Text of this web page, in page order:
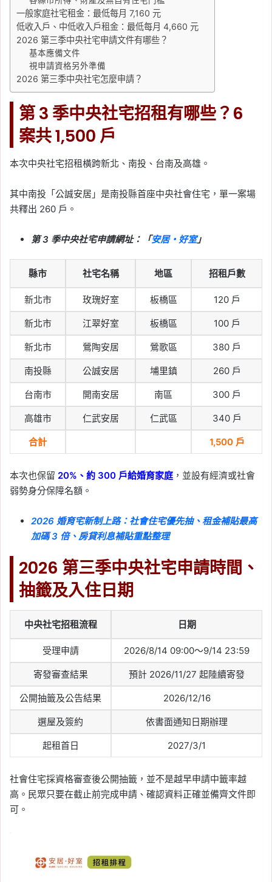
一般家庭社宅租金：最低每月 7,160 元
低收入戶、中低收入戶租金：最低每月 4,660 元
2026 第三季中央社宅申請文件有哪些？
基本應備文件
視申請資格另外準備
2026 第三季中央社宅怎麼申請？
第 3 季中央社宅招租有哪些？6
案共 1,500 戶
本次中央社宅招租橫跨新北、南投、台南及高雄。
其中南投「公誠安居」是南投縣首座中央社會住宅，單一案場
共釋出 260 戶。
第 3 季中央社宅申請網址：「安居・好室」
縣市 社宅名稱 地區 招租戶數
新北市 玫瑰好室 板橋區 120 戶
新北市 江翠好室 板橋區 100 戶
新北市 鶯陶安居 鶯歌區 380 戶
南投縣 公誠安居 埔里鎮 260 戶
台南市 開南安居 南區 300 戶
高雄市 仁武安居 仁武區 340 戶
合計 1,500 戶
本次也保留 20%、約 300 戶給婚育家庭 ，並設有經濟或社會
弱勢身分保障名額。
2026 婚育宅新制上路：社會住宅優先抽、租金補貼最高
加碼 3 倍、房貸利息補貼重點整理
2026 第三季中央社宅申請時間、
抽籤及入住日期
中央社宅招租流程 日期
受理申請 2026/8/14 09:00～9/14 23:59
寄發審查結果 預計 2026/11/27 起陸續寄發
公開抽籤及公告結果 2026/12/16
選屋及簽約 依書面通知日期辦理
起租首日 2027/3/1
社會住宅採資格審查後公開抽籤，並不是越早申請中籤率越
高。民眾只要在截止前完成申請、確認資料正確並備齊文件即
可。